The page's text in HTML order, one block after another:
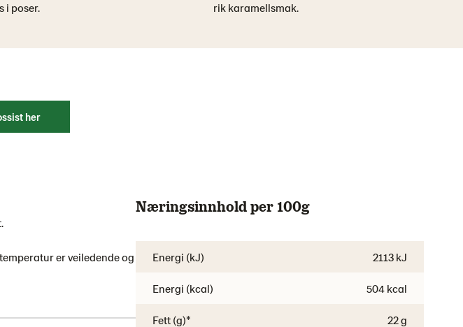
i poser.
rik karamellsmak.
her
er veiledende og
Næringsinnhold per 100g
Energi (kJ) 2113 kJ
Energi (kcal) 504 kcal
Fett (g)*
22 g